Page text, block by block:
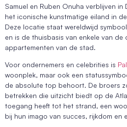
Samuel en Ruben Onuha verblijven in
het iconische kunstmatige eiland in
Deze locatie staat wereldwijd
en is de thuisbasis van enkele van de
appartementen van de stad.
Voor ondernemers en celebrities is
woonplek, maar ook een
de absolute top behoort. De broers
betrekken die uitzicht biedt op de
toegang heeft tot het strand, een
bij hun imago van succes, rijkdom en